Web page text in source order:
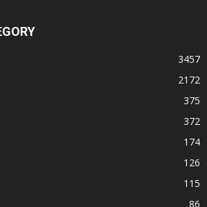
3457
2172
375
372
174
126
115
86